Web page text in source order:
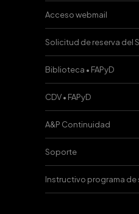
Acceso webmail
Solicitud de reserva del
Biblioteca • FAPyD
CDV • FAPyD
A&P Continuidad
Soporte
Instructivo programa